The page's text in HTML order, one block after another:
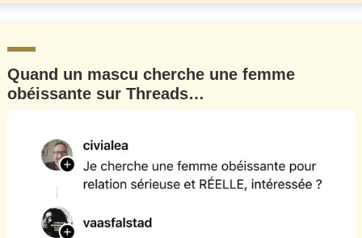
Quand un mascu cherche une femme
obéissante sur Threads…